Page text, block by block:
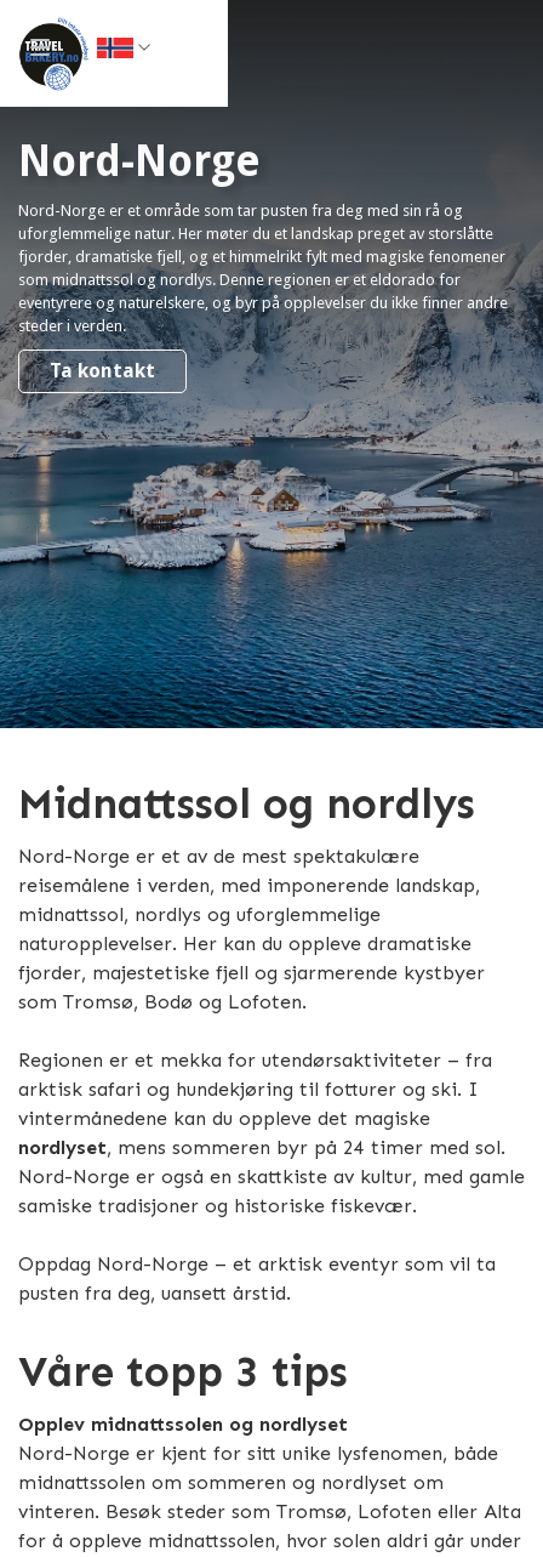
Nord-Norge
Nord-Norge er et område som tar pusten fra deg med sin rå og
uforglemmelige natur. Her møter du et landskap preget av storslåtte
fjorder, dramatiske fjell, og et himmelrikt fylt med magiske fenomener
som midnattssol og nordlys. Denne regionen er et eldorado for
eventyrere og naturelskere, og byr på opplevelser du ikke finner andre
steder i verden.
Ta kontakt
Midnattssol og nordlys
Nord-Norge er et av de mest spektakulære
reisemålene i verden, med imponerende landskap,
midnattssol, nordlys og uforglemmelige
naturopplevelser. Her kan du oppleve dramatiske
fjorder, majestetiske fjell og sjarmerende kystbyer
som Tromsø, Bodø og Lofoten.
Regionen er et mekka for utendørsaktiviteter – fra
arktisk safari og hundekjøring til fotturer og ski. I
vintermånedene kan du oppleve det magiske
nordlyset, mens sommeren byr på 24 timer med sol.
Nord-Norge er også en skattkiste av kultur, med gamle
samiske tradisjoner og historiske fiskevær.
Oppdag Nord-Norge – et arktisk eventyr som vil ta
pusten fra deg, uansett årstid.
Våre topp 3 tips
Opplev midnattssolen og nordlyset
Nord-Norge er kjent for sitt unike lysfenomen, både
midnattssolen om sommeren og nordlyset om
vinteren. Besøk steder som Tromsø, Lofoten eller Alta
for å oppleve midnattssolen, hvor solen aldri går under